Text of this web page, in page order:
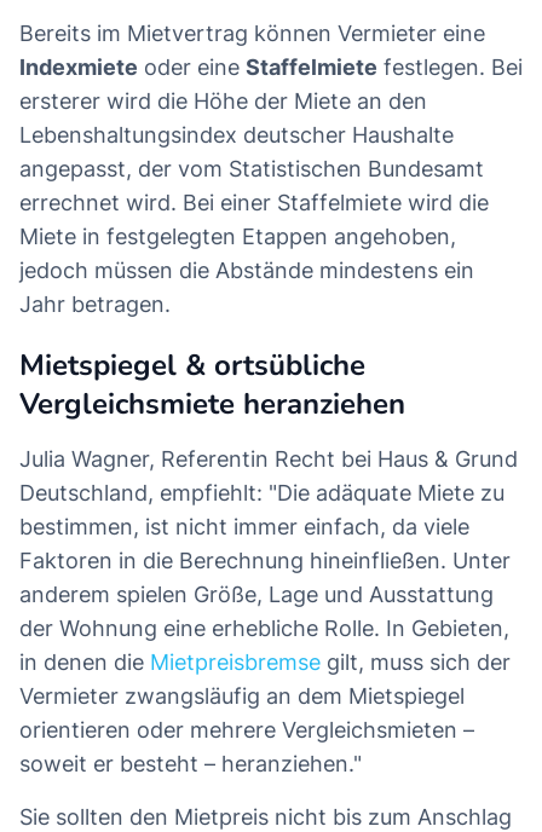
Bereits im Mietvertrag können Vermieter eine
Indexmiete oder eine Staffelmiete festlegen. Bei
ersterer wird die Höhe der Miete an den
Lebenshaltungsindex deutscher Haushalte
angepasst, der vom Statistischen Bundesamt
errechnet wird. Bei einer Staffelmiete wird die
Miete in festgelegten Etappen angehoben,
jedoch müssen die Abstände mindestens ein
Jahr betragen.
Mietspiegel & ortsübliche
Vergleichsmiete heranziehen
Julia Wagner, Referentin Recht bei Haus & Grund
Deutschland, empfiehlt: "Die adäquate Miete zu
bestimmen, ist nicht immer einfach, da viele
Faktoren in die Berechnung hineinfließen. Unter
anderem spielen Größe, Lage und Ausstattung
der Wohnung eine erhebliche Rolle. In Gebieten,
in denen die Mietpreisbremse gilt, muss sich der
Vermieter zwangsläufig an dem Mietspiegel
orientieren oder mehrere Vergleichsmieten –
soweit er besteht – heranziehen."
Sie sollten den Mietpreis nicht bis zum Anschlag